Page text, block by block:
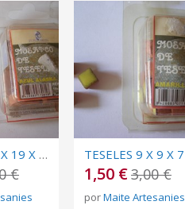
TESELES 19 X 19 X 7 MM (GRAN) BLAU ALASKA
€ 1,50 €3,00 €
porMaite Artesanies